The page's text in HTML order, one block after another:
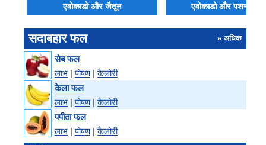
एवोकाडो और जैतून एवोकाडो और
सदाबहार फल » अधिक
सेब फल
लाभ |पोषण|कैलोरी
केला फल
लाभ |पोषण|कैलोरी
पपीता फल
लाभ |पोषण|कैलोरी